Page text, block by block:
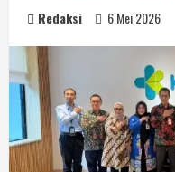
Redaksi 6 Mei 2026